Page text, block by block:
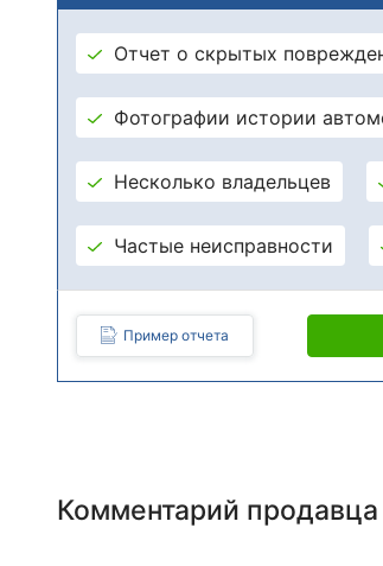
Отчет о скрытых
Фотографии истории
Несколько владельцев
Частые неисправности
Пример отчета
Комментарий продавца